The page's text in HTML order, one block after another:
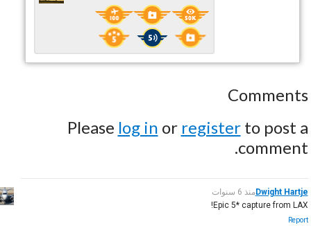
Comments
Please log in or registerto post a
comment.
Dwight Hartjeمنذ 6 سنوات
Epic 5* capture from LAX!
Report